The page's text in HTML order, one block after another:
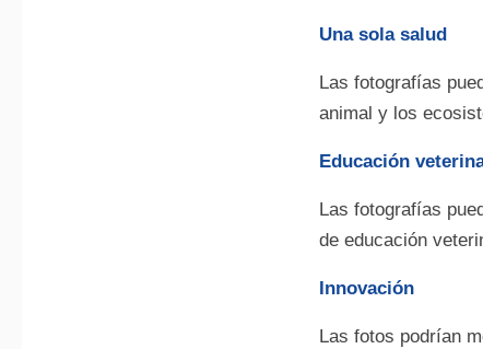
Una sola salud
Las fotografías
animal y los
Educación
Las fotografías
de educación
Innovación
Las fotos podrían